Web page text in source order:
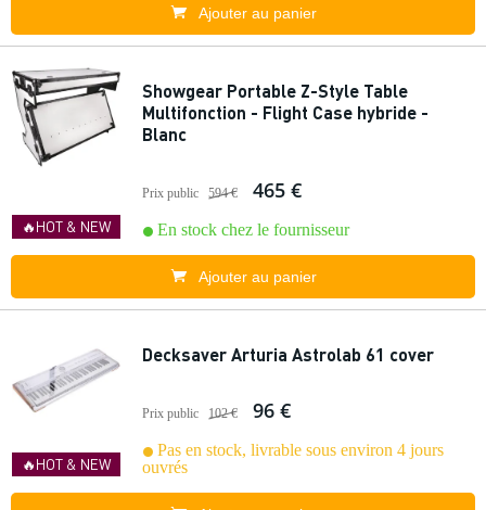
Ajouter au panier
🔥HOT & NEW
Showgear Portable Z-Style Table
Multifonction - Flight Case hybride -
Blanc
Prix public 594 € 465 €
En stock chez le fournisseur
Ajouter au panier
🔥HOT & NEW
Decksaver Arturia Astrolab 61 cover
Prix public 102 € 96 €
Pas en stock, livrable sous environ 4 jours
ouvrés